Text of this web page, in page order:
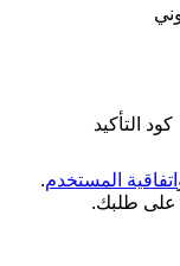
كود التأكيد
اتفاقية المستخدم.
على طلبك.